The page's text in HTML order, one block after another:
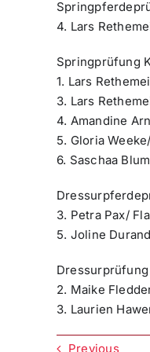
4. Lars
Springprüfung
1. Lars
3. Lars
4. Amandine
5. Gloria
6. Saschaa
3. Petra Pax/
5. Joline
2. Maike
3. Laurien
Previous